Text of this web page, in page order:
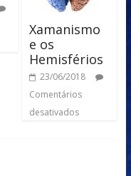
Xamanismo
e os
Hemisférios
23/06/2018
Comentários
desativados